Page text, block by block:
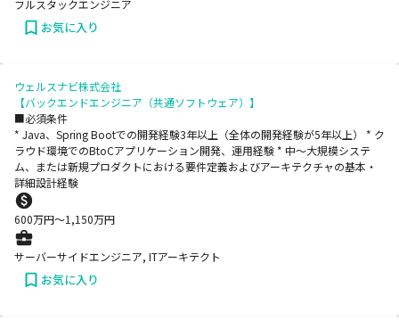
フルスタックエンジニア
お気に入り
ウェルスナビ株式会社
【バックエンドエンジニア（共通ソフトウェア）】
■必須条件
* Java、Spring Bootでの開発経験3年以上（全体の開発経験が5年以上） * ク
ラウド環境でのBtoCアプリケーション開発、運用経験 * 中〜大規模システ
ム、または新規プロダクトにおける要件定義およびアーキテクチャの基本・
詳細設計経験
600万円〜1,150万円
サーバーサイドエンジニア, ITアーキテクト
お気に入り